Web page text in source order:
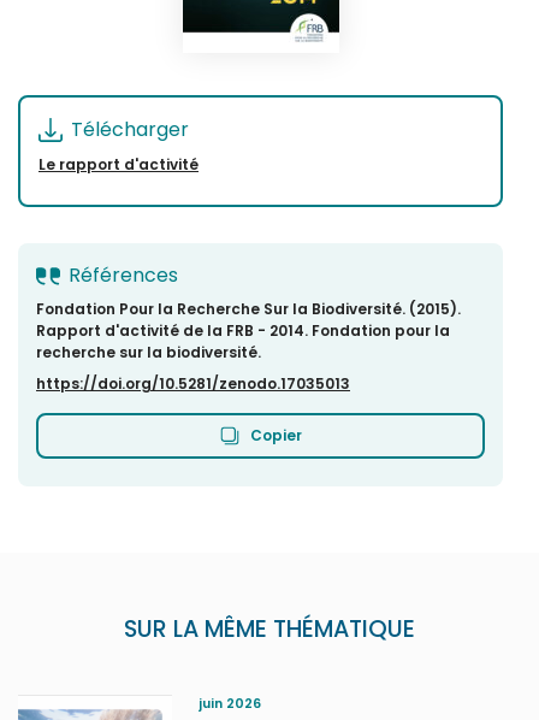
Télécharger
Le rapport d'activité
Références
Fondation Pour la Recherche Sur la Biodiversité. (2015).
Rapport d'activité de la FRB - 2014. Fondation pour la
recherche sur la biodiversité.
https://doi.org/10.5281/zenodo.17035013
Copier
SUR LA MÊME THÉMATIQUE
juin 2026